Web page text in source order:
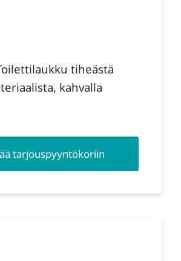
tiheästä
kahvalla
tarjouspyyntökoriin